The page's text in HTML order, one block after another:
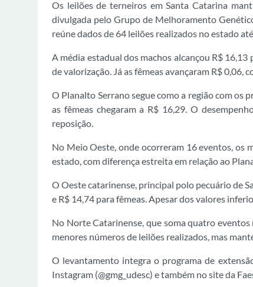
Os leilões de terneiros em Santa Catarina
divulgada pelo Grupo de Melhoramento
reúne dados de 64 leilões realizados no estado
A média estadual dos machos alcançou R$
de valorização. Já as fêmeas avançaram R$ 0,06,
O Planalto Serrano segue como a região com os
as fêmeas chegaram a R$ 16,29. O
reposição.
No Meio Oeste, onde ocorreram 16 eventos, os
estado, com diferença estreita em relação ao
O Oeste catarinense, principal polo pecuário de
e R$ 14,74 para fêmeas. Apesar dos valores
No Norte Catarinense, que soma quatro eventos
menores números de leilões realizados, mas
O levantamento integra o programa de
Instagram (@gmg_udesc) e também no site da